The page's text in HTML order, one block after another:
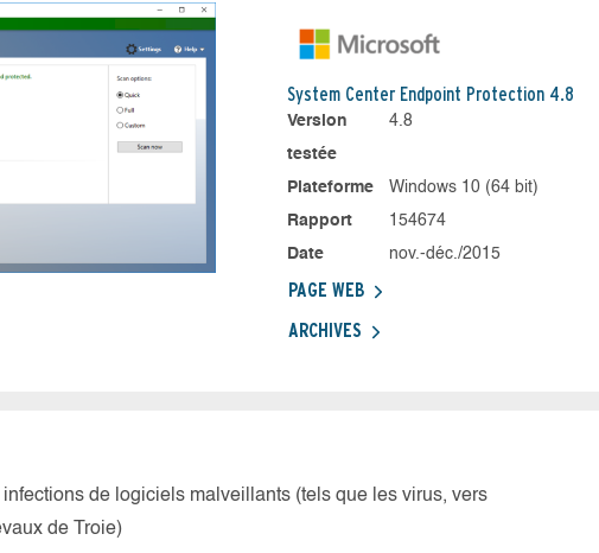
System Center Endpoint Protection 4.8
Version
testée
4.8
Plateforme
Windows 10 (64 bit)
Rapport
154674
Date
nov.-déc./2015
PAGE WEB
ARCHIVES
infections de logiciels malveillants (tels que les virus, vers
de Troie)